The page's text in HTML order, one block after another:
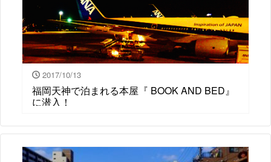
2017/10/13
福岡天神で泊まれる本屋『 BOOK AND BED』
に潜入！